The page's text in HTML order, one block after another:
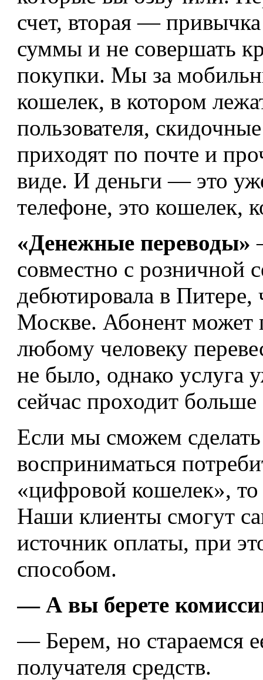
счет, вторая —
суммы и не совершать
покупки. Мы за
кошелек, в котором
пользователя,
приходят по почте и
виде. И деньги — это
телефоне, это кошелек,
«Денежные переводы»
совместно с розничной
дебютировала в Питере,
Москве. Абонент может
любому человеку
не было, однако услуга
сейчас проходит
Если мы сможем сделать
восприниматься
«цифровой кошелек», то
Наши клиенты смогут
источник оплаты, при
способом.
— А вы берете
— Берем, но стараемся
получателя средств.